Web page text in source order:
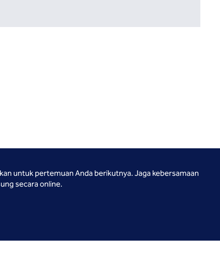
untuk pertemuan Anda berikutnya. Jaga kebersamaan
secara online.